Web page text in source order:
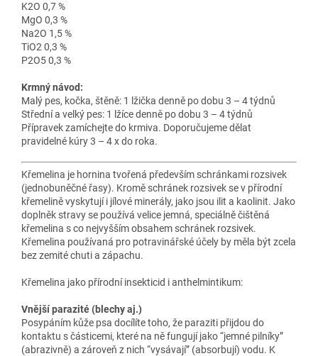
K2O 0,7 %
MgO 0,3 %
Na2O 1,5 %
TiO2 0,3 %
P2O5 0,3 %
Krmný návod:
Malý pes, kočka, štěně: 1 lžička denně po dobu 3 – 4 týdnů
Střední a velký pes: 1 lžíce denně po dobu 3 – 4 týdnů
Přípravek zamíchejte do krmiva. Doporučujeme dělat
pravidelné kúry 3 – 4 x do roka.
Křemelina je hornina tvořená především schránkami rozsivek
(jednobuněčné řasy). Kromě schránek rozsivek se v přírodní
křemelině vyskytují i jílové minerály, jako jsou ilit a kaolinit. Jako
doplněk stravy se používá velice jemná, speciálně čištěná
křemelina s co nejvyšším obsahem schránek rozsivek.
Křemelina používaná pro potravinářské účely by měla být zcela
bez zemité chuti a zápachu.
Křemelina jako přírodní insekticid i anthelmintikum:
Vnější parazité (blechy aj.)
Posypáním kůže psa docílíte toho, že paraziti přijdou do
kontaktu s částicemi, které na ně fungují jako “jemné pilníky”
(abrazivně) a zároveň z nich “vysávají” (absorbují) vodu. K